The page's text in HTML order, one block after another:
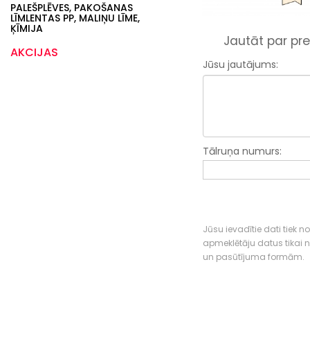
PALEŠPLĒVES, PAKOŠANAS
LĪMLENTAS PP, MALIŅU LĪME,
ĶĪMIJA
AKCIJAS
Jautāt par
Jūsu jautājums:
Tālruņa numurs:
Jūsu ievadītie dati tiek
apmeklētāju datus tikai
un pasūtījuma formām.